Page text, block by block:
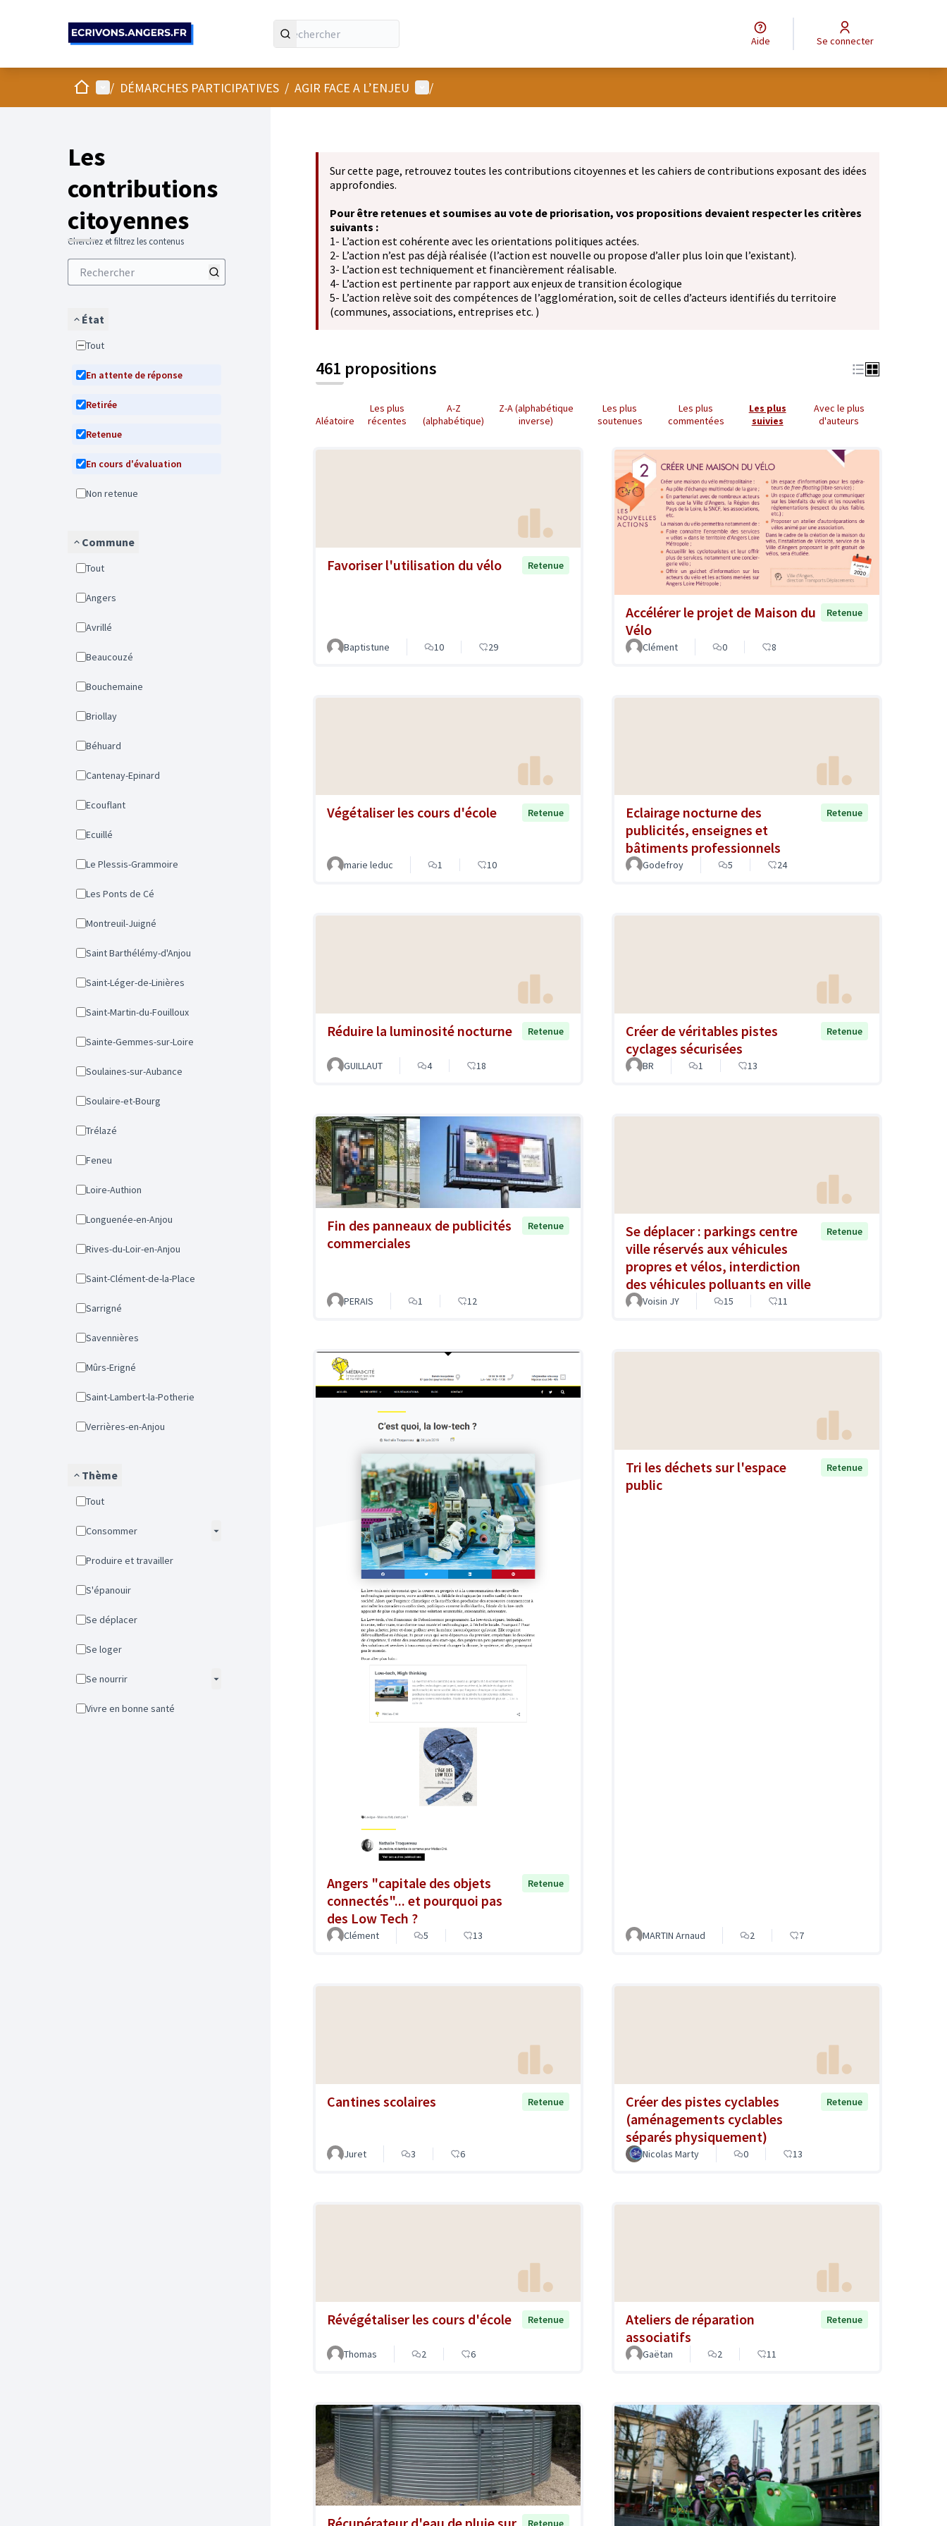
Aide Se connecter
AccueilMenu principal
/ DÉMARCHES PARTICIPATIVES / AGIR FACE A L’ENJEU Menu utilisateur
/
Les
contributions
citoyennes
Cherchez et filtrez les contenus
État
Tout
En attente de réponse
Retirée
Retenue
En cours d'évaluation
Non retenue
Commune
Tout
Angers
Avrillé
Beaucouzé
Bouchemaine
Briollay
Béhuard
Cantenay-Epinard
Ecouflant
Ecuillé
Le Plessis-Grammoire
Les Ponts de Cé
Montreuil-Juigné
Saint Barthélémy-d'Anjou
Saint-Léger-de-Linières
Saint-Martin-du-Fouilloux
Sainte-Gemmes-sur-Loire
Soulaines-sur-Aubance
Soulaire-et-Bourg
Trélazé
Feneu
Loire-Authion
Longuenée-en-Anjou
Rives-du-Loir-en-Anjou
Saint-Clément-de-la-Place
Sarrigné
Savennières
Mûrs-Erigné
Saint-Lambert-la-Potherie
Verrières-en-Anjou
Thème
Tout
Consommer
Produire et travailler
S'épanouir
Se déplacer
Se loger
Se nourrir
Vivre en bonne santé
Sur cette page, retrouvez toutes les contributions citoyennes et les cahiers de contributions exposant des idées
approfondies.
Pour être retenues et soumises au vote de priorisation, vos propositions devaient respecter les critères
suivants :
1- L’action est cohérente avec les orientations politiques actées.
2- L’action n’est pas déjà réalisée (l’action est nouvelle ou propose d’aller plus loin que l’existant).
3- L’action est techniquement et financièrement réalisable.
4- L’action est pertinente par rapport aux enjeux de transition écologique
5- L’action relève soit des compétences de l’agglomération, soit de celles d’acteurs identifiés du territoire
(communes, associations, entreprises etc. )
461 propositions
Aléatoire
Les plus
récentes
A-Z
(alphabétique)
Z-A (alphabétique
inverse)
Les plus
soutenues
Les plus
commentées
Les plus
suivies
Avec le plus
d'auteurs
Favoriser l'utilisation du vélo Retenue
Baptistune 10 29
Accélérer le projet de Maison du
Vélo
Retenue
Clément 0 8
Végétaliser les cours d'école Retenue
marie leduc 1 10
Eclairage nocturne des
publicités, enseignes et
bâtiments professionnels
Retenue
Godefroy 5 24
Réduire la luminosité nocturne Retenue
GUILLAUT 4 18
Créer de véritables pistes
cyclages sécurisées
Retenue
BR 1 13
Fin des panneaux de publicités
commerciales
Retenue
PERAIS 1 12
Se déplacer : parkings centre
ville réservés aux véhicules
propres et vélos, interdiction
des véhicules polluants en ville
Retenue
Voisin JY 15 11
Angers "capitale des objets
connectés"... et pourquoi pas
des Low Tech ?
Retenue
Clément 5 13
Tri les déchets sur l'espace
public
Retenue
MARTIN Arnaud 2 7
Cantines scolaires Retenue
Juret 3 6
Créer des pistes cyclables
(aménagements cyclables
séparés physiquement)
Retenue
Nicolas Marty 0 13
Révégétaliser les cours d'école Retenue
Thomas 2 6
Ateliers de réparation
associatifs
Retenue
Gaëtan 2 11
Retenue